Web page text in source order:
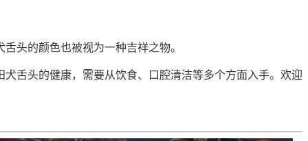
头的颜色也被视为一种吉祥之物。
舌头的健康，需要从饮食、口腔清洁等多个方面入手。欢迎